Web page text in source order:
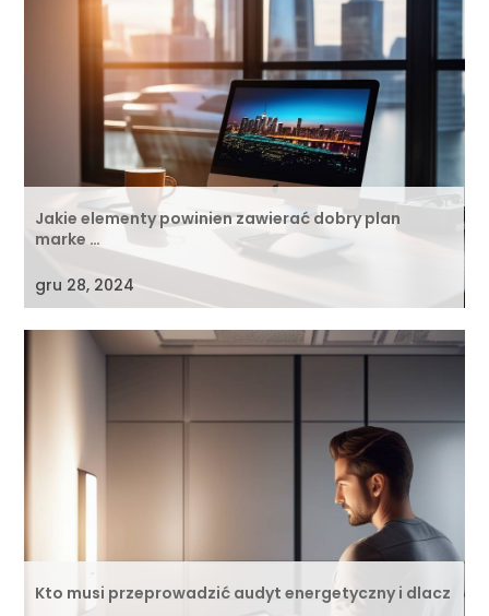
Jakie elementy powinien zawierać dobry plan
marke …
gru 28, 2024
Kto musi przeprowadzić audyt energetyczny i dlacz